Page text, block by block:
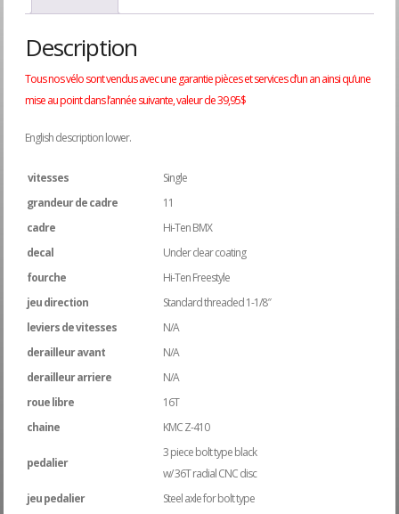
Description
Tous nos vélo sont vendus avec une garantie pièces et services d’un an ainsi qu’une
mise au point dans l’année suivante, valeur de 39,95$
English description lower.
vitesses
Single
grandeur de cadre
11
cadre
Hi-Ten BMX
decal
Under clear coating
fourche
Hi-Ten Freestyle
jeu direction
Standard threaded 1-1/8″
leviers de vitesses
N/A
derailleur avant
N/A
derailleur arriere
N/A
roue libre
16T
chaine
KMC Z-410
pedalier
3 piece bolt type black
w/ 36T radial CNC disc
jeu pedalier
Steel axle for bolt type